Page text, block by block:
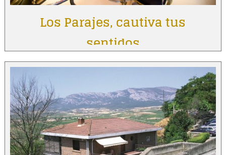
Los Parajes, cautiva tus
sentidos